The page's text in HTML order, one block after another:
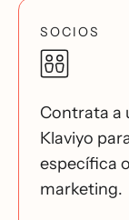
SOCIOS
Contrata a
Klaviyo
específica
marketing.